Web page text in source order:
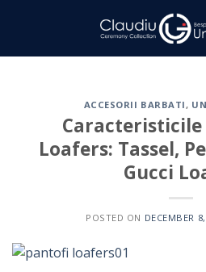
ACCESORII BARBATI,
Loafers: Tassel,
Gucci
POSTED ON DECEMBER